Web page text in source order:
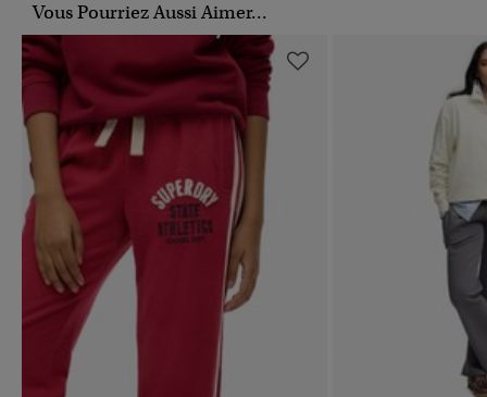
Vous Pourriez Aussi Aimer...